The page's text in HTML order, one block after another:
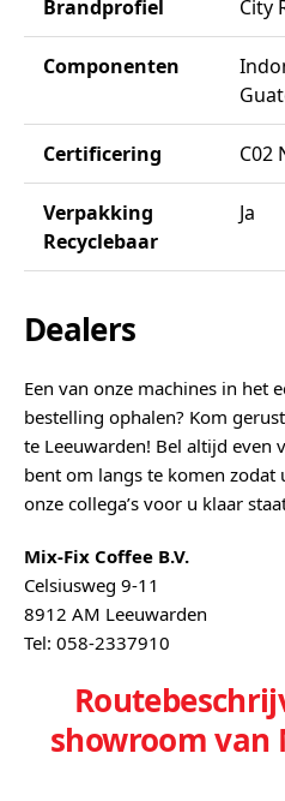
Brandprofiel City
Componenten
Certificering C02
Verpakking
Recyclebaar
Ja
Dealers
Een van onze machines in het
bestelling ophalen? Kom
te Leeuwarden! Bel altijd even
bent om langs te komen zodat
onze collega’s voor u klaar
Mix-Fix Coffee B.V.
Celsiusweg 9-11
8912 AM Leeuwarden
Tel: 058-2337910
showroom van